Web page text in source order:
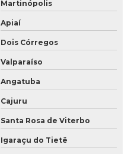
Martinópolis
Apiaí
Dois Córregos
Valparaíso
Angatuba
Cajuru
Santa Rosa de Viterbo
Igaraçu do Tietê